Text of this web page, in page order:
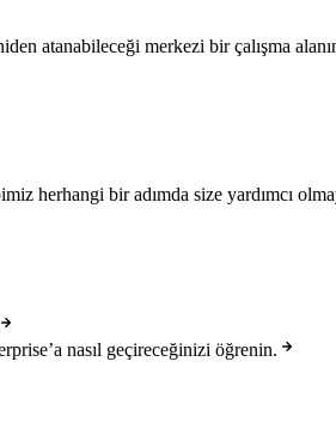
atanabileceği merkezi bir çalışma
herhangi bir adımda size yardımcı
nasıl geçireceğinizi öğrenin.